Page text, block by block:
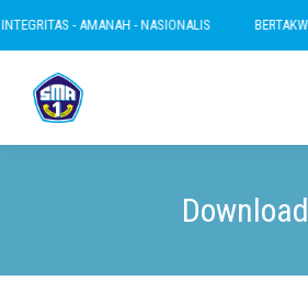
- AMANAH - NASIONALIS
Download